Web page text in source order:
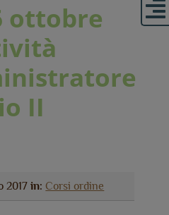
ottobre
II
2017in: Corsi ordine